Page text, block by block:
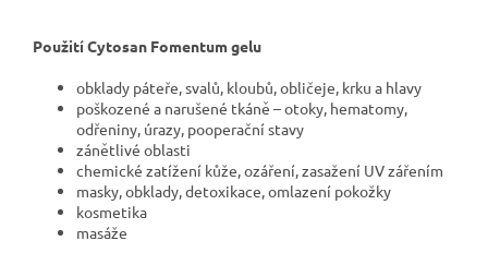
Použití Cytosan Fomentum gelu
obklady páteře, svalů, kloubů, obličeje, krku a hlavy
poškozené a narušené tkáně – otoky, hematomy,
odřeniny, úrazy, pooperační stavy
zánětlivé oblasti
chemické zatížení kůže, ozáření, zasažení UV zářením
masky, obklady, detoxikace, omlazení pokožky
kosmetika
masáže